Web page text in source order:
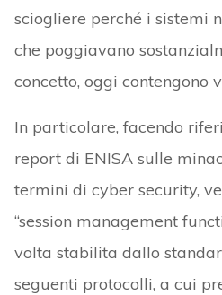
sciogliere perché i sistemi
che poggiavano
concetto, oggi contengono
In particolare, facendo
report di ENISA sulle
termini di cyber security,
“session management
volta stabilita dallo
seguenti protocolli, a cui